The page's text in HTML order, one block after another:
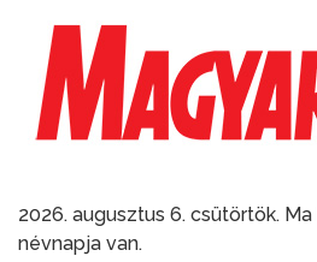
2026. augusztus 6. csütörtök. Ma
névnapja van.